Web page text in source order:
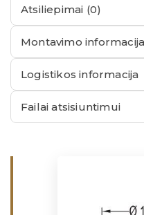
Atsiliepimai (0)
Montavimo informacija
Logistikos informacija
Failai atsisiuntimui